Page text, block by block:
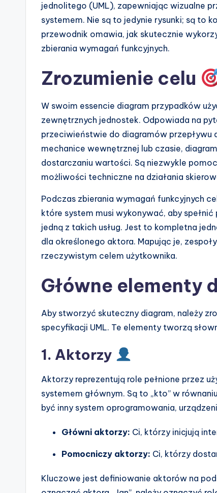
U
jednolitego (UML), zapewniając wizualne
systemem. Nie są to jedynie rysunki; są to
przewodnik omawia, jak skutecznie
zbierania wymagań funkcyjnych.
Zrozumienie celu
W swoim essencie diagram przypadków
zewnętrznych jednostek. Odpowiada na
przeciwieństwie do diagramów przepływu
mechanice wewnętrznej lub czasie,
dostarczaniu wartości. Są niezwykle
możliwości techniczne na działania
Podczas zbierania wymagań funkcyjnych
które system musi wykonywać, aby
jedną z takich usług. Jest to kompletna
dla określonego aktora. Mapując je,
rzeczywistym celem użytkownika.
Główne elementy
Aby stworzyć skuteczny diagram, należy
specyfikacji UML. Te elementy tworzą
1. Aktorzy
Aktorzy reprezentują role pełnione przez
systemem głównym. Są to „kto” w
być inny system oprogramowania,
Główni aktorzy: Ci, którzy inicjują
Pomocniczy aktorzy: Ci, którzy
Kluczowe jest definiowanie aktorów na